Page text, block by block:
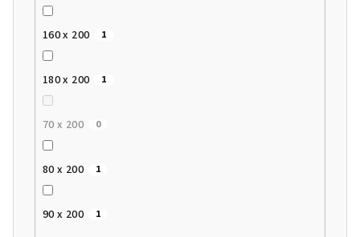
160 x 200 1
180 x 200 1
70 x 200 0
80 x 200 1
90 x 200 1